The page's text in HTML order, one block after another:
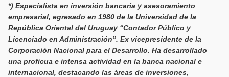
*) Especialista en inversión bancaria y asesoramiento
empresarial, egresado en 1980 de la Universidad de la
República Oriental del Uruguay “Contador Público y
Licenciado en Administración”. Ex vicepresidente de la
Corporación Nacional para el Desarrollo. Ha desarrollado
una proficua e intensa actividad en la banca nacional e
internacional, destacando las áreas de inversiones,